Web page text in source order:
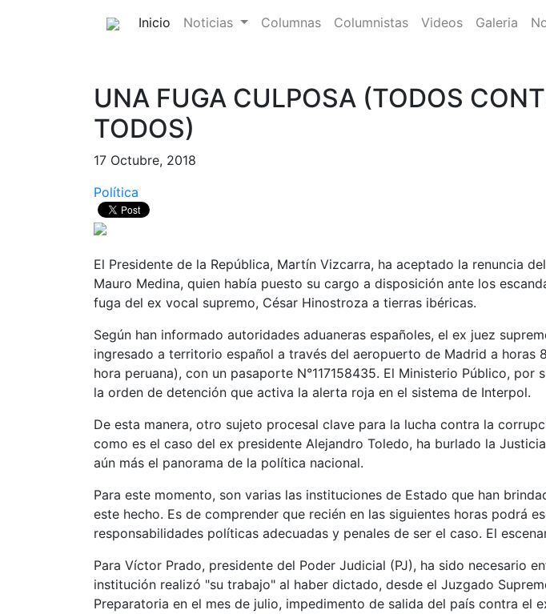
Inicio (current)
Noticias Columnas Columnistas Videos Galeria
UNA FUGA CULPOSA (TODOS
TODOS)
17 Octubre, 2018
Política
El Presidente de la República, Martín Vizcarra, ha aceptado la renuncia
Mauro Medina, quien había puesto su cargo a disposición ante los
fuga del ex vocal supremo, César Hinostroza a tierras ibéricas.
Según han informado autoridades aduaneras españoles, el ex juez
ingresado a territorio español a través del aeropuerto de Madrid a horas
hora peruana), con un pasaporte N°117158435. El Ministerio Público, por
la orden de detención que activa la alerta roja en el sistema de Interpol.
De esta manera, otro sujeto procesal clave para la lucha contra la
como es el caso del ex presidente Alejandro Toledo, ha burlado la
aún más el panorama de la política nacional.
Para este momento, son varias las instituciones de Estado que han
este hecho. Es de comprender que recién en las siguientes horas podrá
responsabilidades políticas adecuadas y penales de ser el caso. El
Para Víctor Prado, presidente del Poder Judicial (PJ), ha sido necesario
institución realizó "su trabajo" al haber dictado, desde el Juzgado
Preparatoria en el mes de julio, impedimento de salida del país contra el